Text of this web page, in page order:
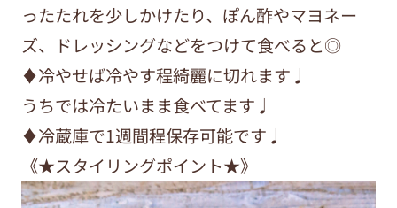
ったたれを少しかけたり、ぽん酢やマヨネー
ズ、ドレッシングなどをつけて食べると◎
♦︎冷やせば冷やす程綺麗に切れます♩
うちでは冷たいまま食べてます♩
♦︎冷蔵庫で1週間程保存可能です♩
《★スタイリングポイント★》